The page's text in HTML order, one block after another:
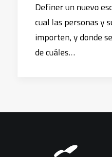
Definer un nuevo
cual las personas y
importen, y donde
de cuáles…